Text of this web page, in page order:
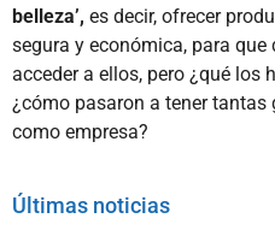
belleza’, es decir, ofrecer
segura y económica, para
acceder a ellos, pero ¿qué los
¿cómo pasaron a tener
como empresa?
Últimas noticias